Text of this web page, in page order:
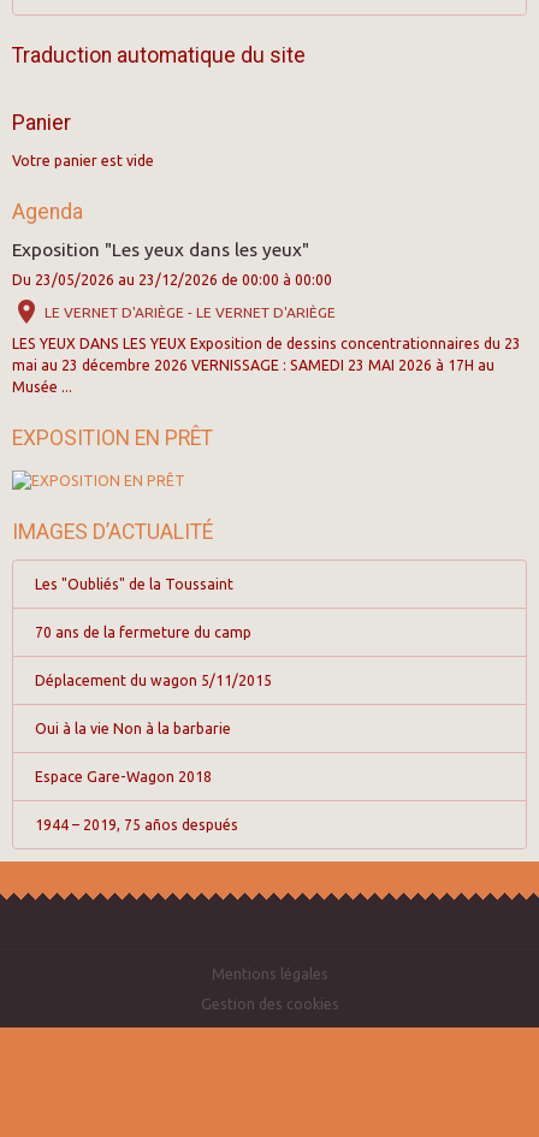
Traduction automatique du site
Panier
Votre panier est vide
Agenda
Exposition "Les yeux dans les yeux"
Du 23/05/2026 au 23/12/2026 de 00:00 à 00:00
LE VERNET D'ARIÈGE - LE VERNET D'ARIÈGE
LES YEUX DANS LES YEUX Exposition de dessins concentrationnaires du 23
mai au 23 décembre 2026 VERNISSAGE : SAMEDI 23 MAI 2026 à 17H au
Musée ...
EXPOSITION EN PRÊT
IMAGES D’ACTUALITÉ
Les "Oubliés" de la Toussaint
70 ans de la fermeture du camp
Déplacement du wagon 5/11/2015
Oui à la vie Non à la barbarie
Espace Gare-Wagon 2018
1944 – 2019, 75 años después
Mentions légales
Gestion des cookies